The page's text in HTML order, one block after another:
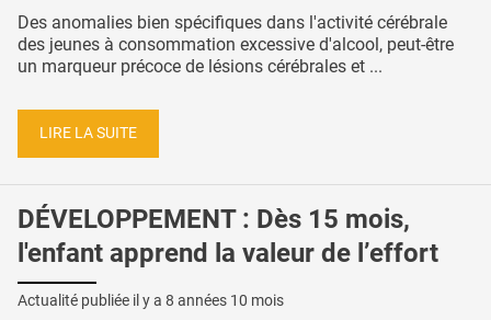
Des anomalies bien spécifiques dans l'activité cérébrale
des jeunes à consommation excessive d'alcool, peut-être
un marqueur précoce de lésions cérébrales et ...
LIRE LA SUITE
DÉVELOPPEMENT : Dès 15 mois,
l'enfant apprend la valeur de l’effort
Actualité publiée il y a 8 années 10 mois